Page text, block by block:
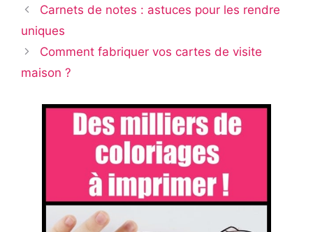
Carnets de notes : astuces pour les rendre
uniques
Comment fabriquer vos cartes de visite
maison ?